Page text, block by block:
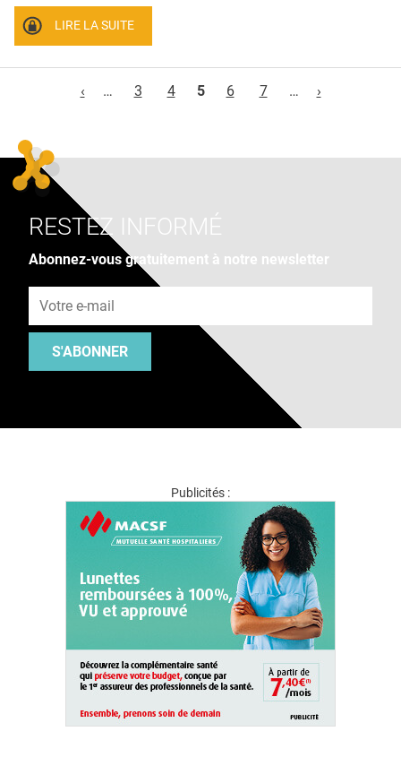
LIRE LA SUITE
‹
… 3 4 5 6 7 … ›
RESTEZ INFORMÉ
Abonnez-vous gratuitement à notre newsletter
S'ABONNER
Publicités :